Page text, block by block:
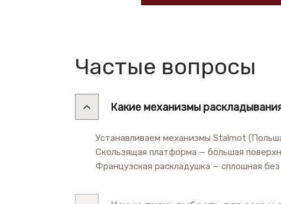
Частые вопросы
Какие механизмы
Устанавливаем механизмы Stalmot
Скользящая платформа — большая
Французская раскладушка — сплошная